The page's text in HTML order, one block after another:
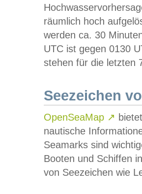
räumlich hoch
werden ca. 30
UTC ist gegen 0130
stehen für die letzten
Seezeichen
OpenSeaMap ↗
nautische
Seamarks sind
Booten und Schiffen
von Seezeichen wie